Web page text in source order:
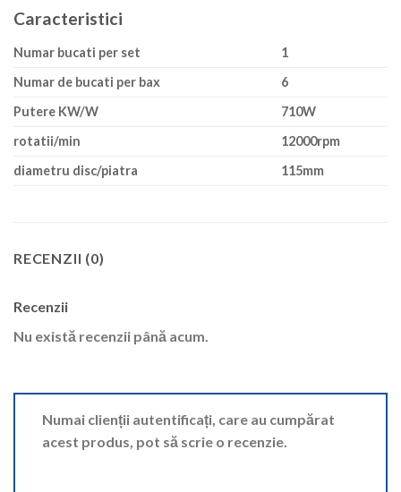
Caracteristici
Numar bucati per set
1
Numar de bucati per bax
6
Putere KW/W
710W
rotatii/min
12000rpm
diametru disc/piatra
115mm
RECENZII (0)
Recenzii
Nu există recenzii până acum.
Numai clienții autentificați, care au cumpărat
acest produs, pot să scrie o recenzie.